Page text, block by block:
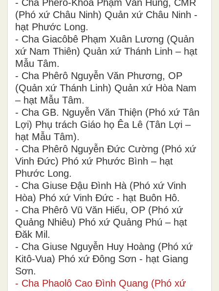
- Cha Phêrô-Khoa Phạm Văn Hùng, CMR
(Phó xứ Châu Ninh) Quản xứ Châu Ninh -
hạt Phước Long.
- Cha Giacôbê Phạm Xuân Lương (Quản
xứ Nam Thiên) Quản xứ Thánh Linh – hạt
Mẫu Tâm.
- Cha Phêrô Nguyễn Văn Phương, OP
(Quản xứ Thánh Linh) Quản xứ Hòa Nam
– hạt Mẫu Tâm.
- Cha GB. Nguyễn Văn Thiện (Phó xứ Tân
Lợi) Phụ trách Giáo họ Êa Lê (Tân Lợi –
hạt Mẫu Tâm).
- Cha Phêrô Nguyễn Đức Cường (Phó xứ
Vinh Đức) Phó xứ Phước Bình – hạt
Phước Long.
- Cha Giuse Đậu Đình Hà (Phó xứ Vinh
Hòa) Phó xứ Vinh Đức - hạt Buôn Hô.
- Cha Phêrô Vũ Văn Hiếu, OP (Phó xứ
Quảng Nhiêu) Phó xứ Quảng Phú – hạt
Đăk Mil.
- Cha Giuse Nguyễn Huy Hoàng (Phó xứ
Kitô-Vua) Phó xứ Đông Sơn - hạt Giang
Sơn.
- Cha Phaolô Cao Đình Quang (Phó xứ